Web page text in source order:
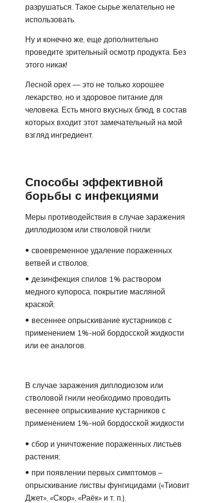
разрушаться. Такое сырье желательно не
использовать.
Ну и конечно же, еще дополнительно
проведите зрительный осмотр продукта. Без
этого никак!
Лесной орех — это не только хорошее
лекарство, но и здоровое питание для
человека. Есть много вкусных блюд, в состав
которых входит этот замечательный на мой
взгляд ингредиент.
Способы эффективной
борьбы с инфекциями
Меры противодействия в случае заражения
диплодиозом или стволовой гнили:
своевременное удаление пораженных
ветвей и стволов;
дезинфекция спилов 1% раствором
медного купороса, покрытие масляной
краской;
весеннее опрыскивание кустарников с
применением 1%-ной бордосской жидкости
или ее аналогов.
В случае заражения диплодиозом или
стволовой гнили необходимо проводить
весеннее опрыскивание кустарников с
применением 1%-ной бордосской жидкости
сбор и уничтожение пораженных листьев
растения;
при появлении первых симптомов –
опрыскивание листвы фунгицидами («Тиовит
Джет», «Скор», «Раёк» и т. п.).